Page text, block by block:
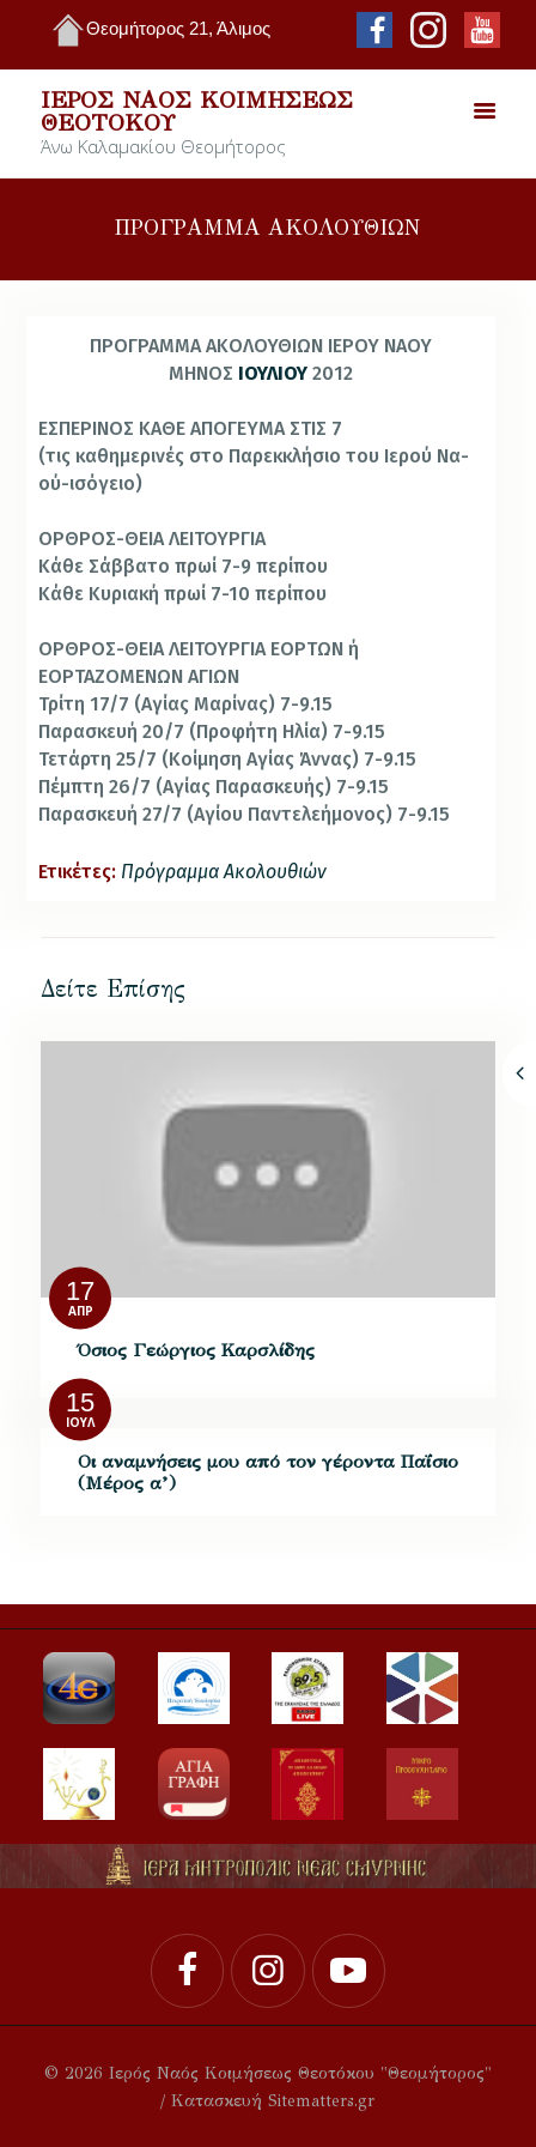
Θεομήτορος 21, Άλιμος
ΙΕΡΌΣ ΝΑΌΣ ΚΟΙΜΉΣΕΩΣ
ΘΕΟΤΌΚΟΥ
Άνω Καλαμακίου Θεομήτορος
ΠΡΟΓΡΑΜΜΑ ΑΚΟΛΟΥΘΙΩΝ
ΠΡΟΓΡΑΜΜΑ ΑΚΟΛΟΥΘΙΩΝ ΙΕΡΟΥ ΝΑΟΥ
ΜΗΝΟΣ ΙΟΥΛΙΟΥ2012
ΕΣΠΕΡΙΝΟΣ ΚΑΘΕ ΑΠΟΓΕΥΜΑ ΣΤΙΣ 7
(τις κα­θη­με­ρι­νές στο Πα­ρεκ­κλή­σιο του Ι­ε­ρού Να­
ού-ι­σό­γει­ο)
ΟΡΘΡΟΣ-ΘΕΙΑ ΛΕΙΤΟΥΡΓΙΑ
Κά­θε Σάβ­βα­το πρω­ί 7-9 πε­ρί­που
Κά­θε Κυ­ρια­κή πρω­ί 7-10 πε­ρί­που
ΟΡΘΡΟΣ-ΘΕΙΑ ΛΕΙΤΟΥΡΓΙΑ ΕΟΡΤΩΝ ή
ΕΟΡΤΑΖΟΜΕΝΩΝ ΑΓΙΩΝ
Τρίτη 17/7 (Α­γί­ας Μαρίνας) 7-9.15
Παρασκευή 20/7 (Προφήτη Ηλία) 7-9.15
Τετάρτη 25/7 (Κοίμηση Αγίας Άννας) 7-9.15
Πέμπτη 26/7 (Αγίας Παρασκευής) 7-9.15
Παρασκευή 27/7 (Αγίου Παντελεήμονος) 7-9.15
Ετικέτες: Πρόγραμμα Ακολουθιών
Δείτε Επίσης
17
ΑΠΡ
Όσιος Γεώργιος Καρσλίδης
15
ΙΟΎΛ
Οι αναμνήσεις μου από τον γέροντα Παΐσιο
(Μέρος α’)
© 2026 Ιερός Ναός Κοιμήσεως Θεοτόκου "Θεομήτορος"
/ Κατασκευή Sitematters.gr